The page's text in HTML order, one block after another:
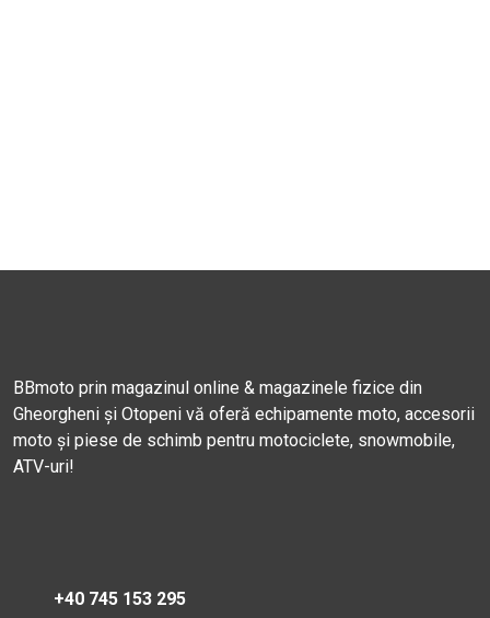
BBmoto prin magazinul online & magazinele fizice din
Gheorgheni și Otopeni vă oferă echipamente moto, accesorii
moto și piese de schimb pentru motociclete, snowmobile,
ATV-uri!
+40 745 153 295